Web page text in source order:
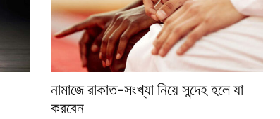
নামাজে রাকাত-সংখ্যা নিয়ে সন্দেহ হলে যা
করবেন